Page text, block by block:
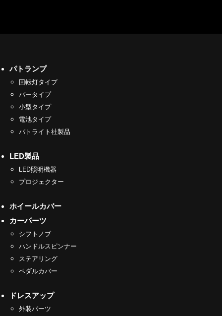
パトランプ
回転灯タイプ
バータイプ
小型タイプ
電池タイプ
パトライト社製品
LED製品
LED照明機器
プロジェクター
ホイールカバー
カーパーツ
シフトノブ
ハンドルスピンナー
ステアリング
ペダルカバー
ドレスアップ
外装パーツ